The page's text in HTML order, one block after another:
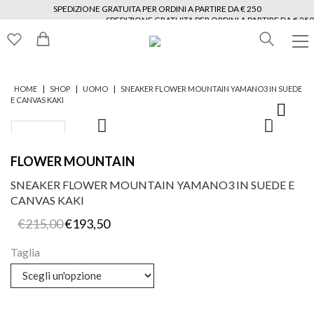
SPEDIZIONE GRATUITA PER ORDINI A PARTIRE DA € 250
SPEDIZIONE GRATUITA PER ORDINI A PARTIRE DA € 250
SPEDIZIONE GRATUITA PER ORDINI A PARTIRE DA € 250
SPEDIZIONE GRATUITA PER ORDINI A PARTIRE DA € 250
HOME | SHOP | UOMO |
SNEAKER FLOWER MOUNTAIN YAMANO3 IN SUEDE
E CANVAS KAKI
FLOWER MOUNTAIN
SNEAKER FLOWER MOUNTAIN YAMANO3 IN SUEDE E
CANVAS KAKI
€215,00 Il
prezzo
€215,00.
€193,50Il
prezzo
€193,50.
Taglia